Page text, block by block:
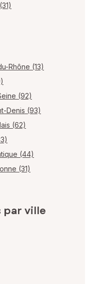
Rhône (13)
(92)
Denis (93)
(62)
(44)
(31)
par ville